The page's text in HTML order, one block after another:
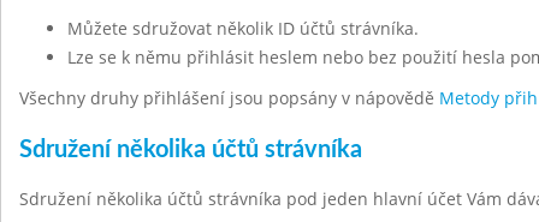
Můžete sdružovat několik ID účtů strávníka.
Lze se k němu přihlásit heslem nebo bez použití hesla
Všechny druhy přihlášení jsou popsány v nápovědě Metody
Sdružení několika účtů strávníka
Sdružení několika účtů strávníka pod jeden hlavní účet Vám